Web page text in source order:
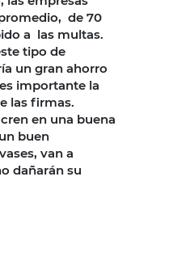
de 70
a las multas.
tipo de
un gran ahorro
importante la
las firmas.
en una buena
buen
van a
dañarán su